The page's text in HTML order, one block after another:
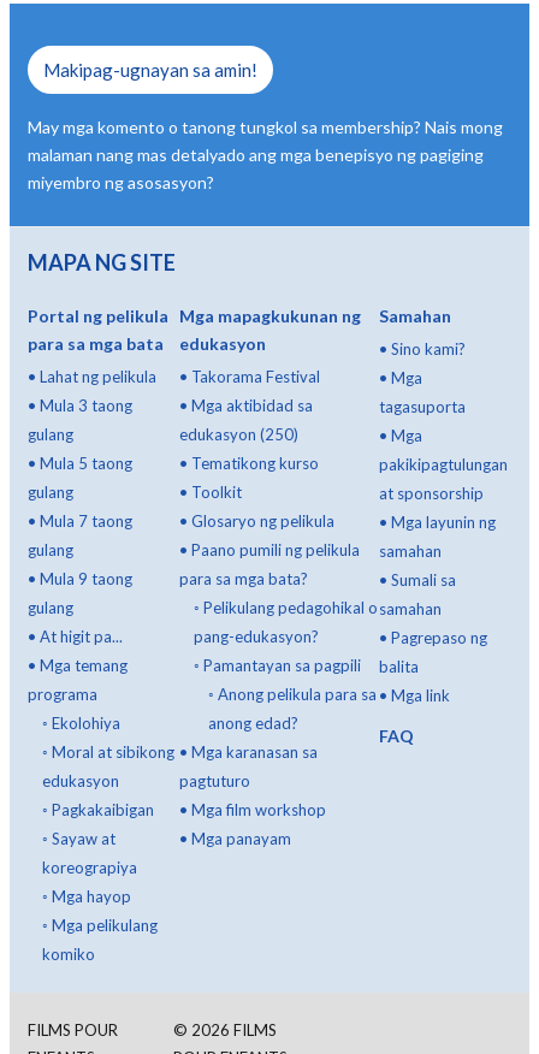
Makipag-ugnayan sa amin!
May mga komento o tanong tungkol sa membership? Nais mong
malaman nang mas detalyado ang mga benepisyo ng pagiging
miyembro ng asosasyon?
MAPA NG SITE
Portal ng pelikula
para sa mga bata
• Lahat ng pelikula
• Mula 3 taong
gulang
• Mula 5 taong
gulang
• Mula 7 taong
gulang
• Mula 9 taong
gulang
• At higit pa...
• Mga temang
programa
◦ Ekolohiya
◦ Moral at sibikong
edukasyon
◦ Pagkakaibigan
◦ Sayaw at
koreograpiya
◦ Mga hayop
◦ Mga pelikulang
komiko
Mga mapagkukunan ng
edukasyon
• Takorama Festival
• Mga aktibidad sa
edukasyon (250)
• Tematikong kurso
• Toolkit
• Glosaryo ng pelikula
• Paano pumili ng pelikula
para sa mga bata?
◦ Pelikulang pedagohikal o
pang-edukasyon?
◦ Pamantayan sa pagpili
◦ Anong pelikula para sa
anong edad?
• Mga karanasan sa
pagtuturo
• Mga film workshop
• Mga panayam
Samahan
•Sino kami?
•Mga
tagasuporta
•Mga
pakikipagtulungan
at sponsorship
•Mga layunin ng
samahan
•Sumali sa
samahan
•Pagrepaso ng
balita
•Mga link
FAQ
FILMS POUR
© 2026 FILMS